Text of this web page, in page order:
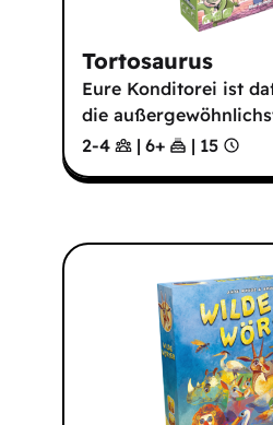
Tortosaurus
Eure Konditorei ist
die
2-4
| 6+ | 15